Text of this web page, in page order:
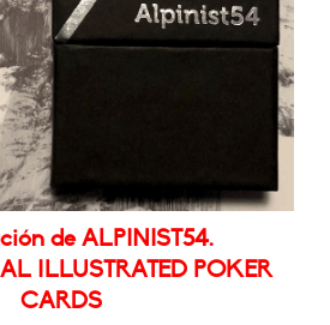
de ALPINIST54.
ILLUSTRATED POKER
CARDS